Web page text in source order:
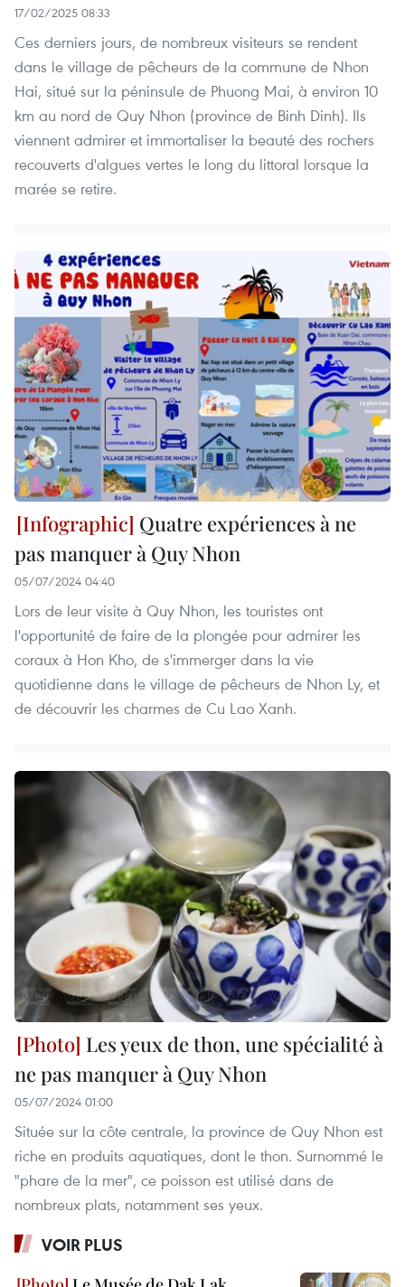
17/02/2025 08:33
Ces derniers jours, de nombreux visiteurs se rendent
dans le village de pêcheurs de la commune de Nhon
Hai, situé sur la péninsule de Phuong Mai, à environ 10
km au nord de Quy Nhon (province de Binh Dinh). Ils
viennent admirer et immortaliser la beauté des rochers
recouverts d'algues vertes le long du littoral lorsque la
marée se retire.
Quatre expériences à ne
pas manquer à Quy Nhon
05/07/2024 04:40
Lors de leur visite à Quy Nhon, les touristes ont
l'opportunité de faire de la plongée pour admirer les
coraux à Hon Kho, de s'immerger dans la vie
quotidienne dans le village de pêcheurs de Nhon Ly, et
de découvrir les charmes de Cu Lao Xanh.
Les yeux de thon, une spécialité à
ne pas manquer à Quy Nhon
05/07/2024 01:00
Située sur la côte centrale, la province de Quy Nhon est
riche en produits aquatiques, dont le thon. Surnommé le
"phare de la mer", ce poisson est utilisé dans de
nombreux plats, notamment ses yeux.
VOIR PLUS